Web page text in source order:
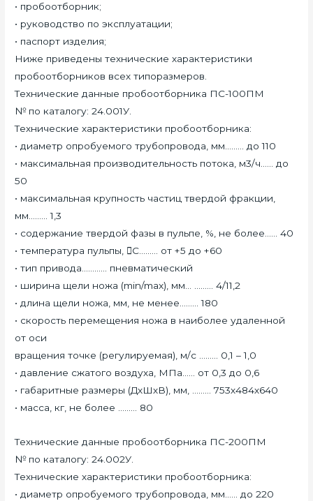
• пробоотборник;
• руководство по эксплуатации;
• паспорт изделия;
Ниже приведены технические характеристики
пробоотборников всех типоразмеров.
Технические данные пробоотборника ПС-100ПМ
№ по каталогу: 24.001У.
Технические характеристики пробоотборника:
• диаметр опробуемого трубопровода, мм……… до 110
• максимальная производительность потока, м3/ч…… до
50
• максимальная крупность частиц твердой фракции,
мм……… 1,3
• содержание твердой фазы в пульпе, %, не более…… 40
• температура пульпы, С……… от +5 до +60
• тип привода………… пневматический
• ширина щели ножа (min/max), мм… ……… 4/11,2
• длина щели ножа, мм, не менее……… 180
• скорость перемещения ножа в наиболее удаленной
от оси
вращения точке (регулируемая), м/с ……… 0,1 – 1,0
• давление сжатого воздуха, МПа…… от 0,3 до 0,6
• габаритные размеры (ДхШхВ), мм, ……… 753х484х640
• масса, кг, не более ……… 80
Технические данные пробоотборника ПС-200ПМ
№ по каталогу: 24.002У.
Технические характеристики пробоотборника:
• диаметр опробуемого трубопровода, мм…… до 220